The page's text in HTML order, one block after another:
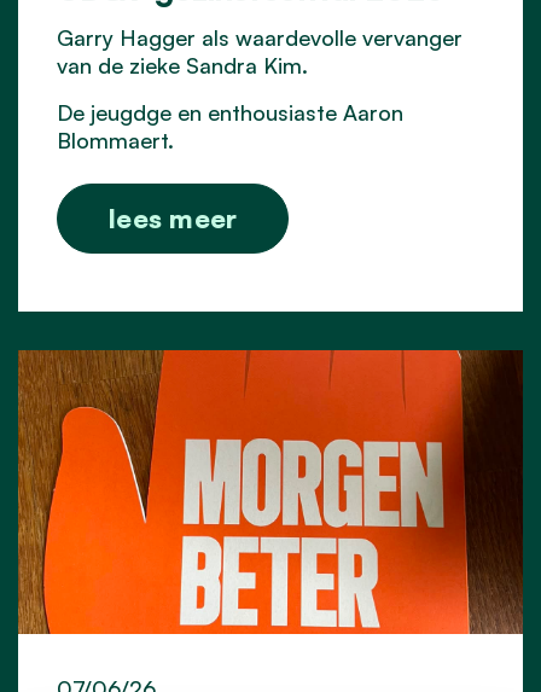
Garry Hagger als waardevolle vervanger
van de zieke Sandra Kim.
De jeugdge en enthousiaste Aaron
Blommaert.
lees meer